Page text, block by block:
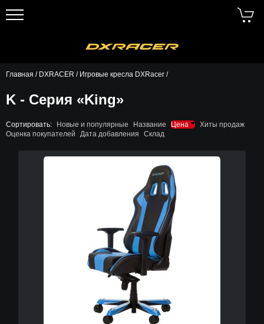
Главная / DXRACER / Игровые кресла DXRacer /
K - Серия «King»
Сортировать: Новые и популярные Название Цена
Хиты продаж
Оценка покупателей
Дата добавления Склад